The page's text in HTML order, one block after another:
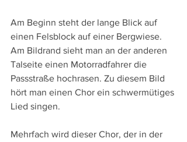
Am Beginn steht der lange Blick auf
einen Felsblock auf einer Bergwiese.
Am Bildrand sieht man an der anderen
Talseite einen Motorradfahrer die
Passstraße hochrasen. Zu diesem Bild
hört man einen Chor ein schwermütiges
Lied singen.
Mehrfach wird dieser Chor, der in der